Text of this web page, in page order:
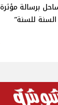
برسالة مؤثرة
للسنة”